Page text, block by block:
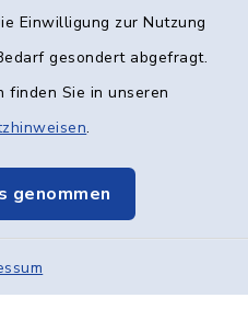
Einwilligung zur Nutzung
gesondert abgefragt.
finden Sie in unseren
.
genommen